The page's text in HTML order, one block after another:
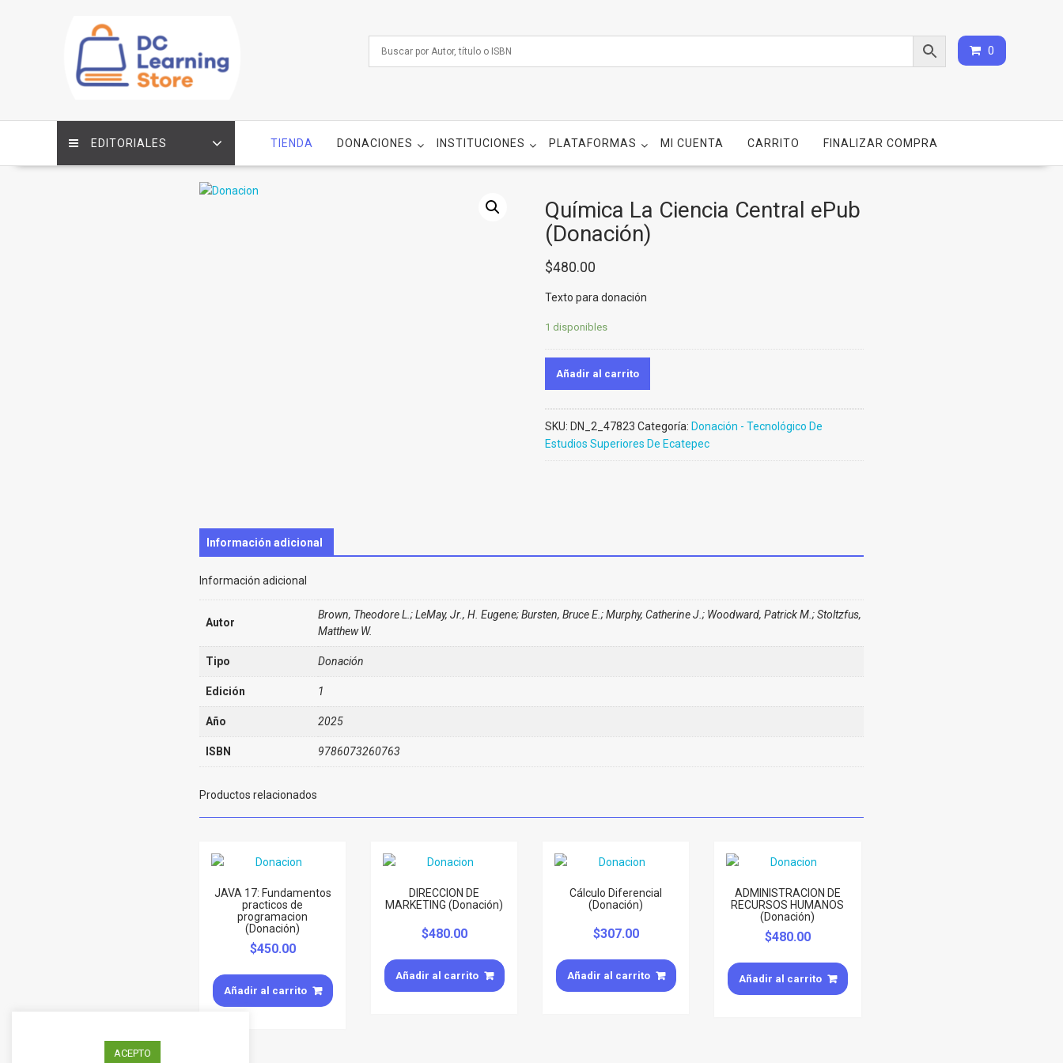
0
EDITORIALES TIENDA DONACIONES INSTITUCIONES PLATAFORMAS MI CUENTA CARRITO FINALIZAR COMPRA
Química La Ciencia Central ePub
(Donación)
$480.00
Texto para donación
1 disponibles
Añadir al carrito
SKU: DN_2_47823 Categoría: Donación - Tecnológico De
Estudios Superiores De Ecatepec
Información adicional
Información adicional
Autor
Brown, Theodore L.; LeMay, Jr., H. Eugene; Bursten, Bruce E.; Murphy, Catherine J.; Woodward, Patrick M.; Stoltzfus,
Matthew W.
Tipo Donación
Edición 1
Año 2025
ISBN 9786073260763
Productos relacionados
JAVA 17: Fundamentos
practicos de
programacion
(Donación)
$450.00
Añadir al carrito
DIRECCION DE
MARKETING (Donación)
$480.00
Añadir al carrito
Cálculo Diferencial
(Donación)
$307.00
Añadir al carrito
ADMINISTRACION DE
RECURSOS HUMANOS
(Donación)
$480.00
Añadir al carrito
ACEPTO